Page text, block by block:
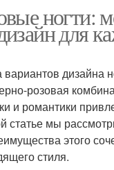
ногти:
для
дизайна
розовая
и романтики
статье мы
этого
стиля.